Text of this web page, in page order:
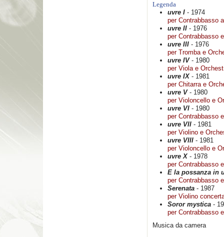
Legenda
uvre I - 1974
per Contrabbasso
uvre II - 1976
per Contrabbasso
uvre III - 1976
per Tromba e
uvre IV- 1980
per Viola e
uvre IX - 1981
per Chitarra e
uvre V- 1980
per Violoncello e
uvre VI - 1980
per Contrabbasso
uvre VII - 1981
per Violino e
uvre VIII - 1981
per Violoncello e
uvre X - 1978
per Contrabbasso
E la possanza in
per Contrabbasso
Serenata - 1987
per Violino
Soror mystica -
per Contrabbasso
Musica da camera